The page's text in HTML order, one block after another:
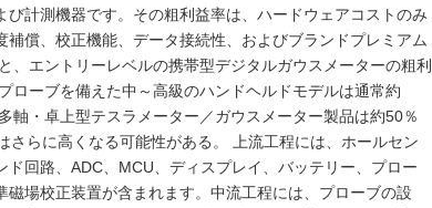
計測機器です。その粗利益率は、ハードウェアコストのみ
償、校正機能、データ接続性、およびブランドプレミアム
、エントリーレベルの携帯型デジタルガウスメーターの粗利
ローブを備えた中～高級のハンドヘルドモデルは通常約
軸・卓上型テスラメーター／ガウスメーター製品は約50％
さらに高くなる可能性がある。 上流工程には、ホールセン
回路、ADC、MCU、ディスプレイ、バッテリー、プロー
場校正装置が含まれます。中流工程には、プローブの設